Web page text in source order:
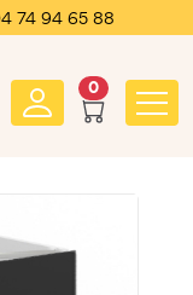
74 94 65 88
0